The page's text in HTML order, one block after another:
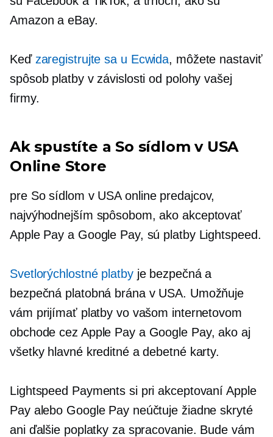
Amazon a eBay.
Keď zaregistrujte sa u Ecwida, môžete nastaviť
spôsob platby v závislosti od polohy vašej
firmy.
Ak spustíte aSo sídlom v USA
Online Store
pre So sídlom v USAonline predajcov,
najvýhodnejším spôsobom, ako akceptovať
Apple Pay a Google Pay, sú platby Lightspeed.
Svetlorýchlostné platbyje bezpečná a
bezpečná platobná brána v USA. Umožňuje
vám prijímať platby vo vašom internetovom
obchode cez Apple Pay a Google Pay, ako aj
všetky hlavné kreditné a debetné karty.
Lightspeed Payments si pri akceptovaní Apple
Pay alebo Google Pay neúčtuje žiadne skryté
ani ďalšie poplatky za spracovanie. Bude vám